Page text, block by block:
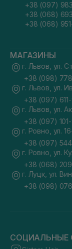
+38 (097)
+38 (068)
+38 (068)
МАГАЗИНЫ
г. Львов, ул.
+38 (098)
г. Львов, ул.
+38 (097)
г. Львов, ул.
+38 (097)
г. Ровно, ул.
+38 (097)
г. Ровно, ул.
+38 (068)
г. Луцк, ул.
+38 (098)
СОЦИАЛЬНЫЕ